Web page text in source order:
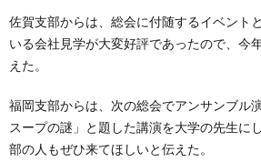
佐賀支部からは、総会に付随するイベント
いる会社見学が大変好評であったので、今
えた。
福岡支部からは、次の総会でアンサンブ
スープの謎」と題した講演を大学の先生に
部の人もぜひ来てほしいと伝えた。